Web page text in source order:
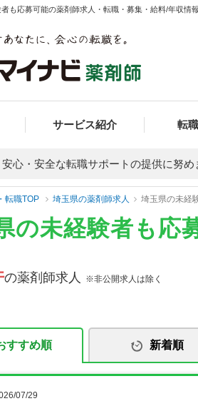
も応募可能の薬剤師求人・転職・募集・給料/年収情
サービス紹介 転
安心・安全な転職サポートの提供に努め
転職TOP 埼玉県の薬剤師求人 埼玉県の未経
の未経験者も応
の薬剤師求人 ※非公開求人は除く
すすめ順 新着順
07/29